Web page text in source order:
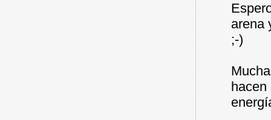
arena
;-)
hacen